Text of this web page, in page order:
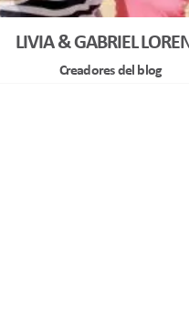
LIVIA & GABRIEL
Creadores del blog